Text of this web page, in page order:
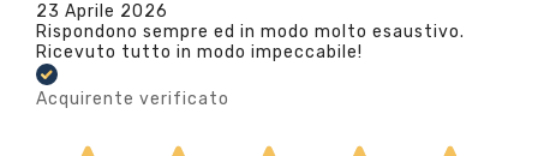
23 Aprile 2026
Rispondono sempre ed in modo molto esaustivo.
Ricevuto tutto in modo impeccabile!
Acquirente verificato